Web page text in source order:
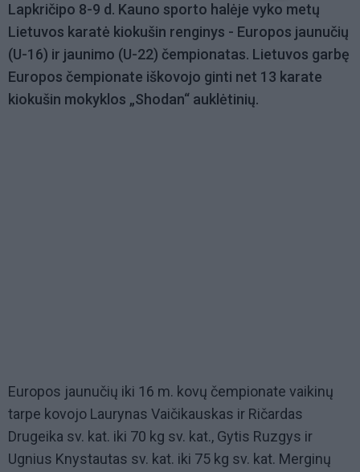
Lapkričipo 8-9 d. Kauno sporto halėje vyko metų
Lietuvos karatė kiokušin renginys - Europos jaunučių
(U-16) ir jaunimo (U-22) čempionatas. Lietuvos garbę
Europos čempionate iškovojo ginti net 13 karate
kiokušin mokyklos „Shodan“ auklėtinių.
Europos jaunučių iki 16 m. kovų čempionate vaikinų
tarpe kovojo Laurynas Vaičikauskas ir Ričardas
Drugeika sv. kat. iki 70 kg sv. kat., Gytis Ruzgys ir
Ugnius Knystautas sv. kat. iki 75 kg sv. kat. Merginų